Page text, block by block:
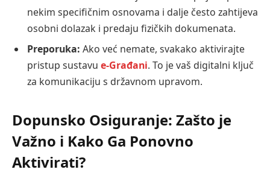
nekim specifičnim osnovama i dalje često zahtijeva
osobni dolazak i predaju fizičkih dokumenata.
Preporuka: Ako već nemate, svakako aktivirajte
pristup sustavu e-Građani. To je vaš digitalni ključ
za komunikaciju s državnom upravom.
Dopunsko Osiguranje: Zašto je
Važno i Kako Ga Ponovno
Aktivirati?